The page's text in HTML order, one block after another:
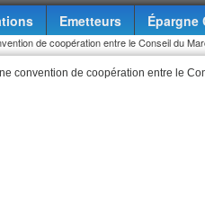
Emetteurs Épargne
de coopération entre le Conseil du
convention de coopération entre le